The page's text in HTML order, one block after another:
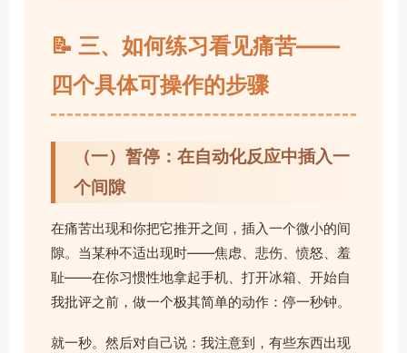
📝 三、如何练习看见痛苦——
四个具体可操作的步骤
（一）暂停：在自动化反应中插入一
个间隙
在痛苦出现和你把它推开之间，插入一个微小的间
隙。当某种不适出现时——焦虑、悲伤、愤怒、羞
耻——在你习惯性地拿起手机、打开冰箱、开始自
我批评之前，做一个极其简单的动作：停一秒钟。
就一秒。然后对自己说：我注意到，有些东西出现